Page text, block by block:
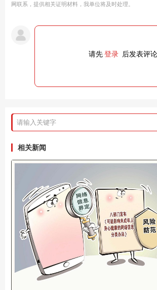
网联系，提供相关证明材料，我单位将及时处理。
请先登录 后发表评
相关新闻